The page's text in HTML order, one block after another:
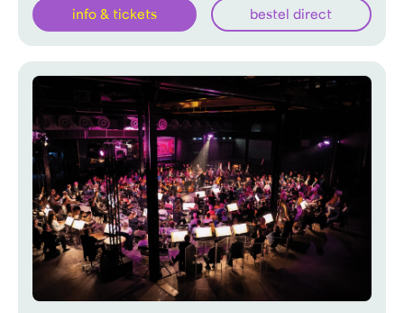
info & tickets bestel direct